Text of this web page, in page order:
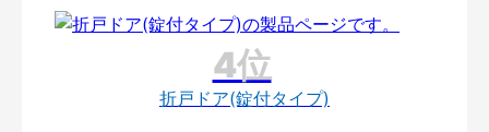
折戸ドア(錠付タイプ)